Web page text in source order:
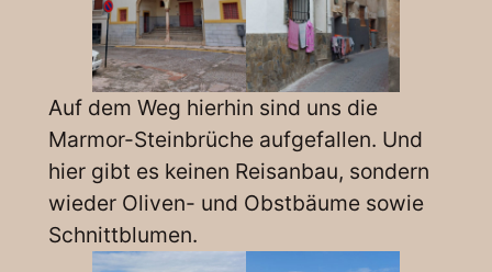
Auf dem Weg hierhin sind uns die
Marmor-Steinbrüche aufgefallen. Und
hier gibt es keinen Reisanbau, sondern
wieder Oliven- und Obstbäume sowie
Schnittblumen.